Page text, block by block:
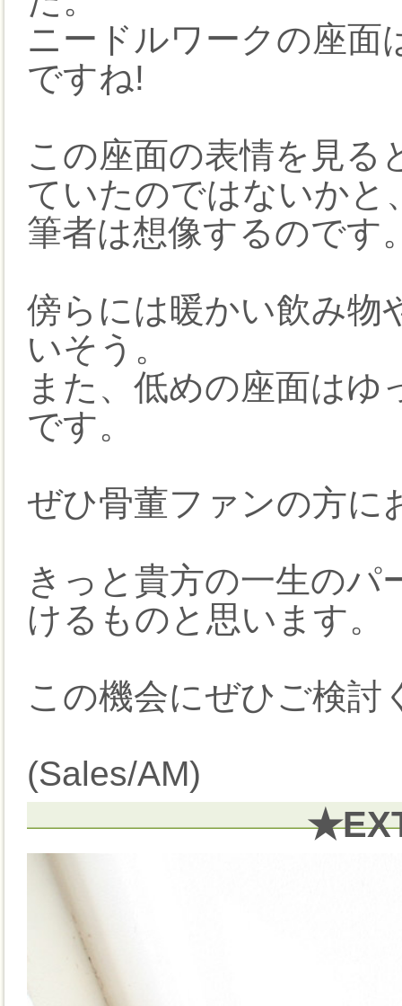
ニードルワークの座面
ですね!
この座面の表情を見る
ていたのではないかと
筆者は想像するのです
傍らには暖かい飲み物
いそう。
また、低めの座面は
です。
ぜひ骨董ファンの方に
きっと貴方の一生のパ
けるものと思います。
この機会にぜひご検討
(Sales/AM)